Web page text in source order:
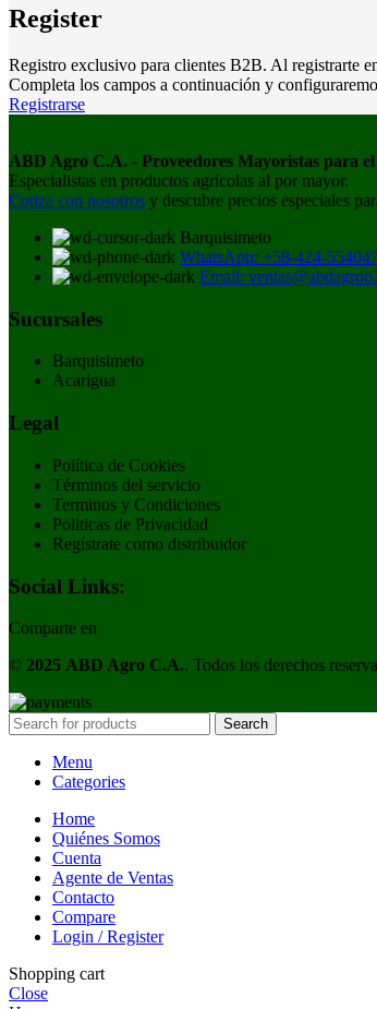
Register
Registro exclusivo para clientes B2B. Al registrarte
Completa los campos a continuación y
Registrarse
ABD Agro C.A. - Proveedores Mayoristas para
Especialistas en productos agrícolas al por mayor.
Cotiza con nosotros y descubre precios especiales
Barquisimeto
WhatsApp: +58-424-
Email:
Sucursales
Barquisimeto
Acarigua
Legal
Política de Cookies
Términos del servicio
Terminos y Condiciones
Politicas de Privacidad
Regístrate como distribuidor
Social Links:
Comparte en
© 2025 ABD Agro C.A.. Todos los derechos
Search
Menu
Categories
Home
Quiénes Somos
Cuenta
Agente de Ventas
Contacto
Compare
Login / Register
Shopping cart
Close